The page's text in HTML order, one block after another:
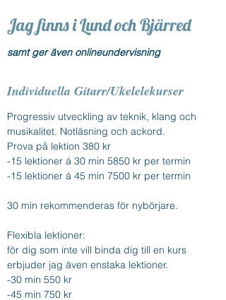
Jag finns i Lund och Bjärred
samt ger även onlineundervisning
Individuella Gitarr/Ukelelekurser
Progressiv utveckling av teknik, klang och
musikalitet. Notläsning och ackord.
Prova på lektion 380 kr
-15 lektioner á 30 min 5850 kr per termin
-15 lektioner á 45 min 7500 kr per termin
30 min rekommenderas för nybörjare.
Flexibla lektioner:
för dig som inte vill binda dig till en kurs
erbjuder jag även enstaka lektioner.
-30 min 550 kr
-45 min 750 kr